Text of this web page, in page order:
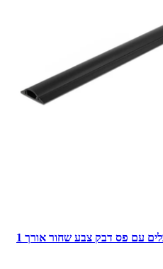
תעלת דריכה PVC דקורטיבית לכבלים עם פס דבק צבע שחור אורך 1